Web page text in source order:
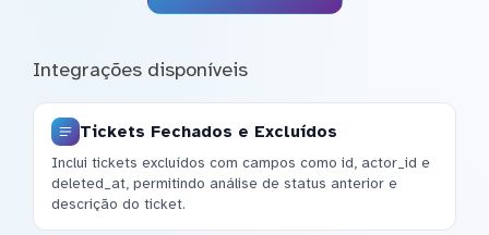
Integrações disponíveis
Tickets Fechados e Excluídos
Inclui tickets excluídos com campos como id, actor_id e
deleted_at, permitindo análise de status anterior e
descrição do ticket.